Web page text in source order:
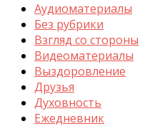
Аудиоматериалы
Без рубрики
Взгляд со стороны
Видеоматериалы
Выздоровление
Друзья
Духовность
Ежедневник